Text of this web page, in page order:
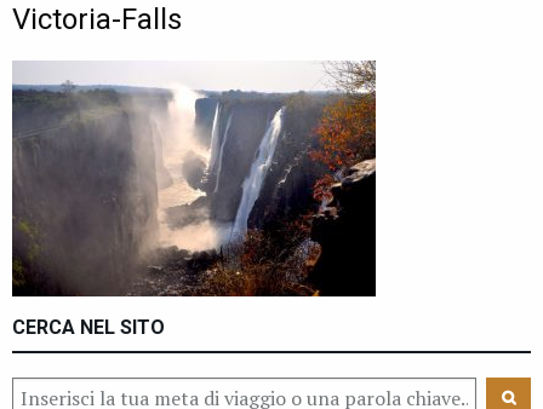
Victoria-Falls
CERCA NEL SITO